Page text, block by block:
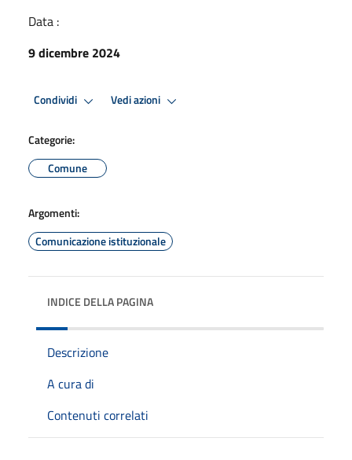
Data :
9 dicembre 2024
Condividi Vedi azioni
Categorie:
Comune
Argomenti:
Comunicazione istituzionale
INDICE DELLA PAGINA
Descrizione
A cura di
Contenuti correlati